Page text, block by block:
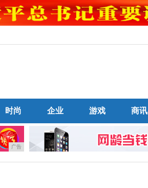
时尚 企业 游戏 商讯
广告